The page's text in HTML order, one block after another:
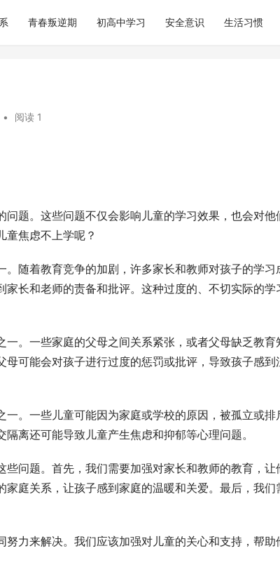
青春叛逆期 初高中学习 安全意识 生活习惯
• 阅读 1
题。这些问题不仅会影响儿童的学习效果，也会对他
童焦虑不上学呢？
随着教育竞争的加剧，许多家长和教师对孩子的学习
长和老师的责备和批评。这种过度的、不切实际的学
。一些家庭的父母之间关系紧张，或者父母缺乏教育
可能会对孩子进行过度的惩罚或批评，导致孩子感到
。一些儿童可能因为家庭或学校的原因，被孤立或排
离还可能导致儿童产生焦虑和抑郁等心理问题。
问题。首先，我们需要加强对家长和教师的教育，让
庭关系，让孩子感到家庭的温暖和关爱。最后，我们
力来解决。我们应该加强对儿童的关心和支持，帮助